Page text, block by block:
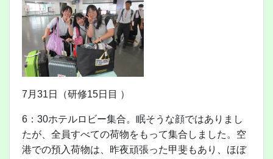
7月31日（研修15日目 ）
6：30ホテルロビー集合。眠そうな顔ではありまし
たが、全員すべての荷物をもって集合しました。空
港での預入荷物は、昨夜頑張った甲斐もあり、ほぼ